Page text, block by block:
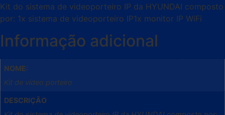
Kit do sistema de videoporteiro IP da HYUNDAI composto
por: 1x sistema de videoporteiro IP1x monitor IP WiFi
Informação adicional
NOME:
Kit de vídeo porteiro
DESCRIÇÃO